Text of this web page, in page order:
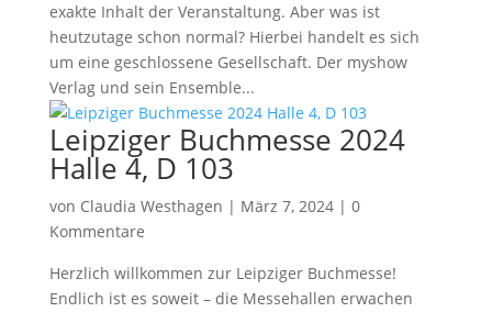
exakte Inhalt der Veranstaltung. Aber was ist
heutzutage schon normal? Hierbei handelt es sich
um eine geschlossene Gesellschaft. Der myshow
Verlag und sein Ensemble...
Leipziger Buchmesse 2024
Halle 4, D 103
von Claudia Westhagen | März 7, 2024| 0
Kommentare
Herzlich willkommen zur Leipziger Buchmesse!
Endlich ist es soweit – die Messehallen erwachen